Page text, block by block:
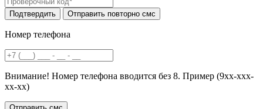
Номер телефона
Внимание! Номер телефона вводится без 8. Пример (9хх-ххх-
хх-хх)